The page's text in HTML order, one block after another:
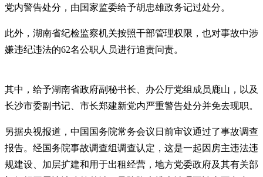
党内警告处分，由国家监委给予胡忠雄政务记过处分。
此外，湖南省纪检监察机关按照干部管理权限，也对事故中涉
嫌违纪违法的62名公职人员进行追责问责。
其中，给予湖南省政府副秘书长、办公厅党组成员鹿山，以及
长沙市委副书记、市长郑建新党内严重警告处分并免去现职。
另据央视报道，中国国务院常务会议日前审议通过了事故调查
报告。经国务院事故调查组调查认定，这是一起因房主违法违
规建设、加层扩建和用于出租经营，地方党委政府及其有关部